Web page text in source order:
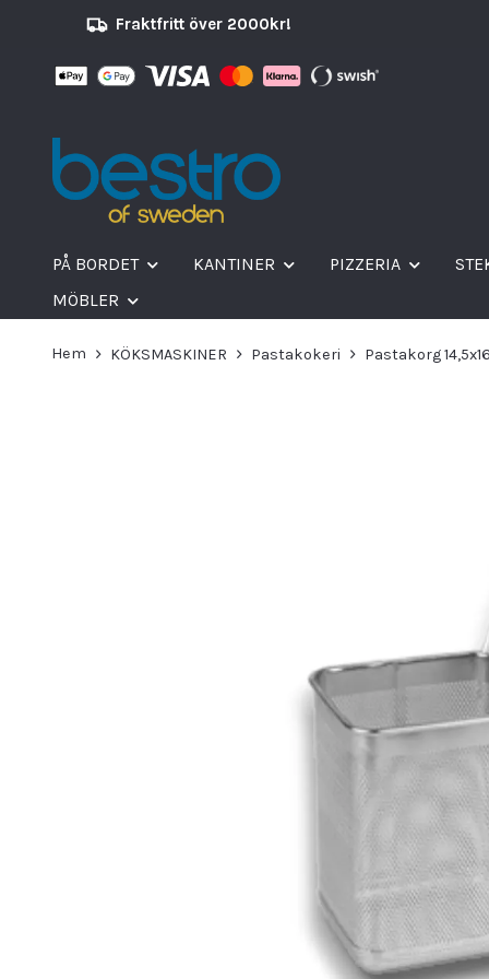
Fraktfritt över 2000kr!
PÅ BORDET KANTINER PIZZERIA
MÖBLER
Hem KÖKSMASKINER Pastakokeri Pastakorg